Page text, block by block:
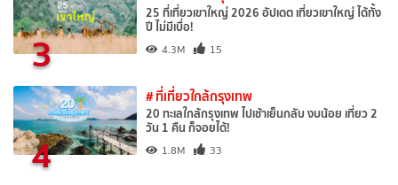
3
25 ที่เที่ยวเขาใหญ่ 2026 อัปเดต เที่ยวเขาใหญ่ ได้ทั้ง
ปี ไม่มีเบื่อ!
4.3M 15
4
# ที่เที่ยวใกล้กรุงเทพ
20 ทะเลใกล้กรุงเทพ ไปเช้าเย็นกลับ งบน้อย เที่ยว 2
วัน 1 คืน ก็จอยได้!
1.8M 33